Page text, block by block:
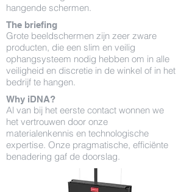
hangende schermen.
The briefing
Grote beeldschermen zijn zeer zware
producten, die een slim en veilig
ophangsysteem nodig hebben om in alle
veiligheid en discretie in de winkel of in het
bedrijf te hangen.
Why iDNA?
Al van bij het eerste contact wonnen we
het vertrouwen door onze
materialenkennis en technologische
expertise. Onze pragmatische, efficiënte
benadering gaf de doorslag.